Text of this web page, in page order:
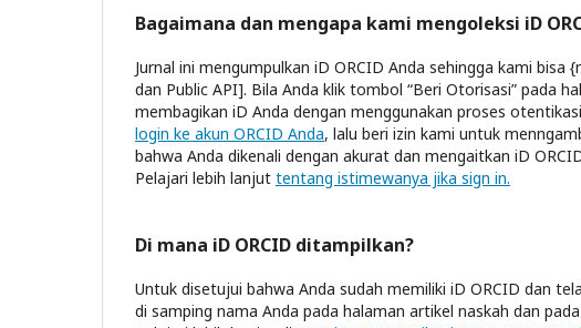
Bagaimana dan mengapa kami mengoleksi iD
Jurnal ini mengumpulkan iD ORCID Anda sehingga kami
dan Public API]. Bila Anda klik tombol “Beri Otorisasi” pada
membagikan iD Anda dengan menggunakan proses
login ke akun ORCID Anda, lalu beri izin kami untuk
bahwa Anda dikenali dengan akurat dan mengaitkan iD
Pelajari lebih lanjut tentang istimewanya jika sign in.
Di mana iD ORCID ditampilkan?
Untuk disetujui bahwa Anda sudah memiliki iD ORCID dan
di samping nama Anda pada halaman artikel naskah dan